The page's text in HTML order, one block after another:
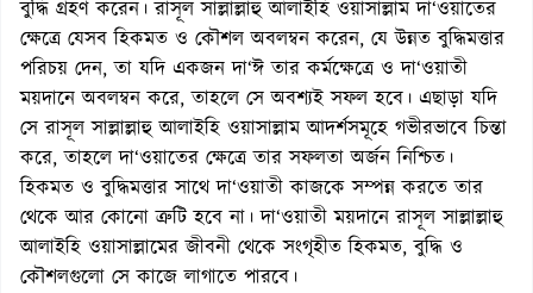
বুদ্ধি গ্রহণ করেন। রাসূল সাল্লাল্লাহু আলাইহি ওয়াসাল্লাম দা‘ওয়াতের
ক্ষেত্রে যেসব হিকমত ও কৌশল অবলম্বন করেন, যে উন্নত বুদ্ধিমত্তার
পরিচয় দেন, তা যদি একজন দা‘ঈ তার কর্মক্ষেত্রে ও দা‘ওয়াতী
ময়দানে অবলম্বন করে, তাহলে সে অবশ্যই সফল হবে। এছাড়া যদি
সে রাসূল সাল্লাল্লাহু আলাইহি ওয়াসাল্লাম আদর্শসমূহে গভীরভাবে চিন্তা
করে, তাহলে দা‘ওয়াতের ক্ষেত্রে তার সফলতা অর্জন নিশ্চিত।
হিকমত ও বুদ্ধিমত্তার সাথে দা‘ওয়াতী কাজকে সম্পন্ন করতে তার
থেকে আর কোনো ত্রুটি হবে না। দা‘ওয়াতী ময়দানে রাসূল সাল্লাল্লাহু
আলাইহি ওয়াসাল্লামের জীবনী থেকে সংগৃহীত হিকমত, বুদ্ধি ও
কৌশলগুলো সে কাজে লাগাতে পারবে।